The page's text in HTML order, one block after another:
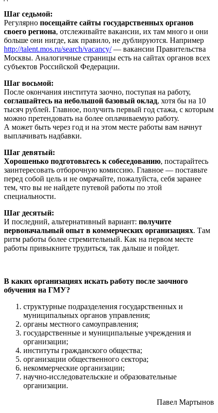
Шаг седьмой:
Регулярно посещайте сайты государственных органов
своего региона, отслеживайте вакансии, их там много и они
больше они нигде, как правило, не дублируются. Например
http://talent.mos.ru/search/vacancy/— вакансии Правительства
Москвы. Аналогичные страницы есть на сайтах органов всех
субъектов Российской Федерации.
Шаг восьмой:
После окончания института заочно, поступая на работу,
соглашайтесь на небольшой базовый оклад, хотя бы на 10
тысяч рублей. Главное, получить первый год стажа, с которым
можно претендовать на более оплачиваемую работу.
А может быть через год и на этом месте работы вам начнут
выплачивать надбавки.
Шаг девятый:
Хорошенько подготовьтесь к собеседованию, постарайтесь
заинтересовать отборочную комиссию. Главное — поставьте
перед собой цель и не омрачайте, пожалуйста, себя заранее
тем, что вы не найдете путевой работы по этой
специальности.
Шаг десятый:
И последний, альтернативный вариант: получите
первоначальный опыт в коммерческих организациях. Там
ритм работы более стремительный. Как на первом месте
работы привыкните трудиться, так дальше и пойдет.
В каких организациях искать работу после заочного
обучения на ГМУ?
структурные подразделения государственных и
муниципальных органов управления;
органы местного самоуправления;
государственные и муниципальные учреждения и
организации;
институты гражданского общества;
организации общественного сектора;
некоммерческие организации;
научно-исследовательские и образовательные
организации.
Павел Мартынов